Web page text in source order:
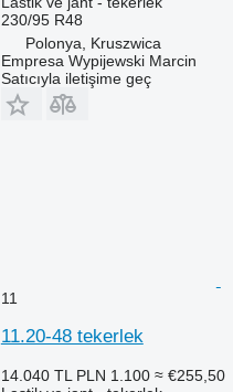
230/95 R48
Polonya, Kruszwica
Empresa Wypijewski Marcin
Satıcıyla iletişime geç
11
11.20-48 tekerlek
14.040 TL PLN 1.100 ≈ €255,50